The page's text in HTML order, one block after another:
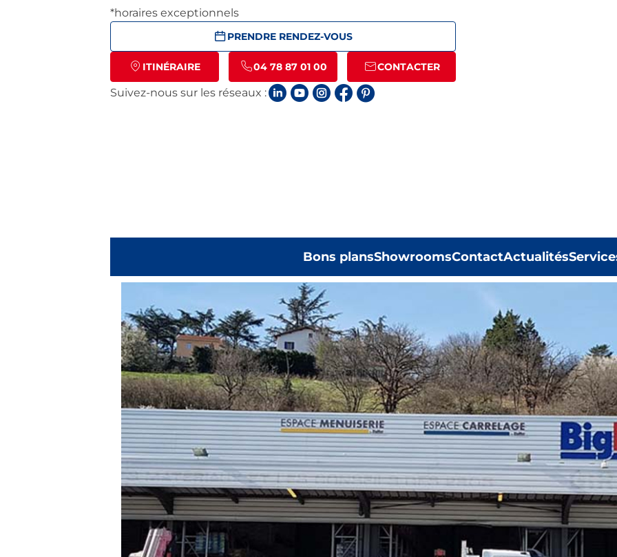
*horaires exceptionnels
PRENDRE RENDEZ-VOUS
ITINÉRAIRE 04 78 87 01 00 CONTACTER
Suivez-nous sur les réseaux :
Bons plansShowroomsContactActualités